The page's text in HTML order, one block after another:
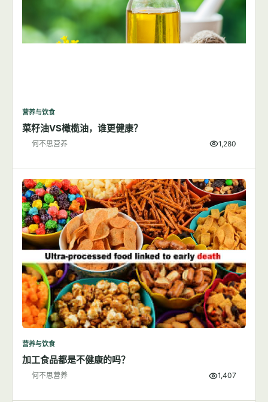
营养与饮食
菜籽油VS橄榄油，谁更健康？
何不思营养 1,280
营养与饮食
加工食品都是不健康的吗？
何不思营养 1,407